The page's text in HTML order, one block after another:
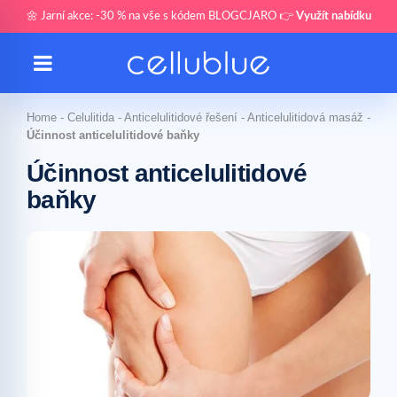
🌼 Jarní akce: -30 % na vše s kódem BLOGCJARO 👉 Využít nabídku
Home - Celulitida - Anticelulitidové řešení - Anticelulitidová masáž -
Účinnost anticelulitidové baňky
Účinnost anticelulitidové
baňky